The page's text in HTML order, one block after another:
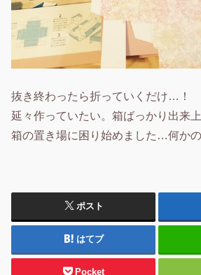
抜き終わったら折っていくだけ…！
延々作っていたい。箱ばっかり出来
箱の置き場に困り始めました…何か
ポスト
はてブ
Pocket